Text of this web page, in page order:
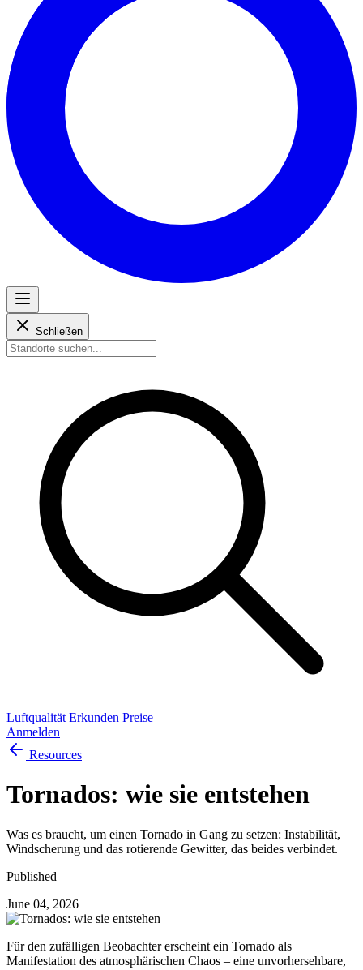
Schließen
Luftqualität Erkunden Preise
Anmelden
Resources
Tornados: wie sie entstehen
Was es braucht, um einen Tornado in Gang zu setzen: Instabilität,
Windscherung und das rotierende Gewitter, das beides verbindet.
Published
June 04, 2026
Für den zufälligen Beobachter erscheint ein Tornado als
Manifestation des atmosphärischen Chaos – eine unvorhersehbare,